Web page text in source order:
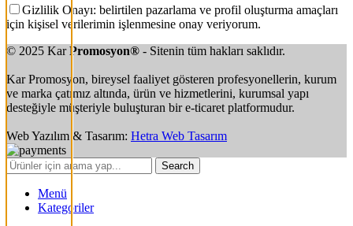
Gizlilik Onayı: belirtilen pazarlama ve profil oluşturma amaçları
için kişisel verilerimin işlenmesine onay veriyorum.
© 2025 KarPromosyon® - Sitenin tüm hakları saklıdır.
Kar Promosyon, bireysel faaliyet gösteren profesyonellerin, kurum
ve marka çatımız altında, ürün ve hizmetlerini, kurumsal yapı
desteğiyle müşteriyle buluşturan bir e-ticaret platformudur.
Web Yazılım & Tasarım: Hetra Web Tasarım
Search
Menü
Kategoriler